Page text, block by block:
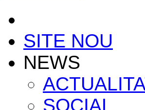
SITE NOU
NEWS
SOCIAL